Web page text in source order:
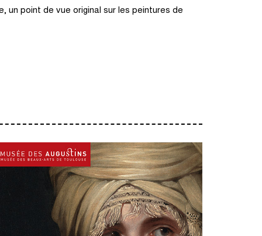
un point de vue original sur les peintures de